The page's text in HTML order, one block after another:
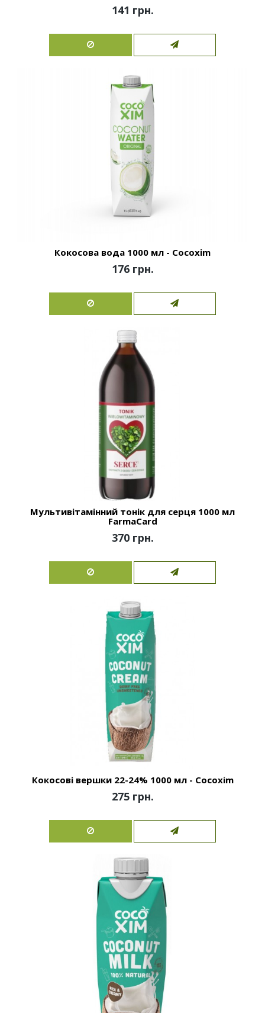
141 грн.
Кокосова вода 1000 мл - Cocoxim
176 грн.
Мультивітамінний тонік для серця 1000 мл
FarmaCard
370 грн.
Кокосові вершки 22-24% 1000 мл - Cocoxim
275 грн.